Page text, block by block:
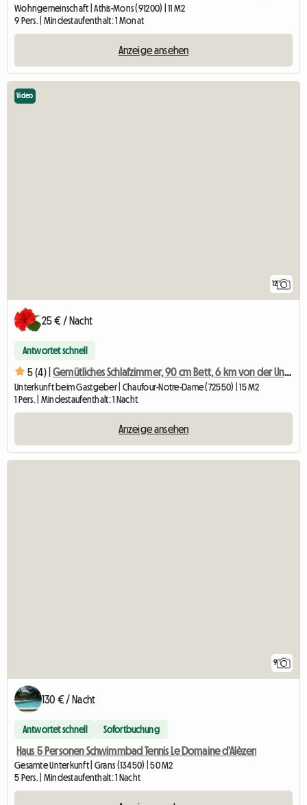
Wohngemeinschaft | Athis-Mons (91200) | 11 M2
9 Pers. | Mindestaufenthalt: 1 Monat
Anzeige ansehen
12
Video
25 € / Nacht
Antwortet schnell
5 (4) | Gemütliches Schlafzimmer, 90 cm Bett, 6 km von der Universität Le Mans entfernt
Unterkunft beim Gastgeber | Chaufour-Notre-Dame (72550) | 15 M2
1 Pers. | Mindestaufenthalt: 1 Nacht
Anzeige ansehen
9
130 € / Nacht
Antwortet schnell Sofortbuchung
Haus 5 Personen Schwimmbad Tennis Le Domaine d'Alèzen
Gesamte Unterkunft | Grans (13450) | 50 M2
5 Pers. | Mindestaufenthalt: 1 Nacht